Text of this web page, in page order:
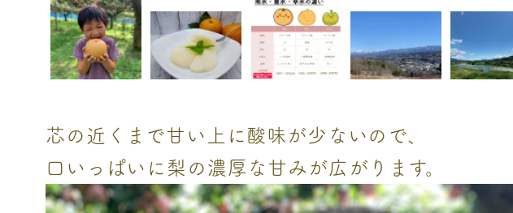
芯の近くまで甘い上に酸味が少ないので、
口いっぱいに梨の濃厚な甘みが広がります。